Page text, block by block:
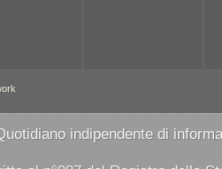
indipendente di